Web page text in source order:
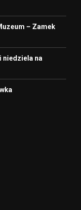
– Zamek
niedziela na